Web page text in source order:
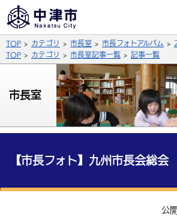
背景色
青
文字の大きさ
拡大 標準
公式SNS
X (Twitter)
サイト内検索
総合メニュー
保険・年
TOP カテゴリ 市長室 市長フォトアルバム
TOP
カテゴリ 市長室記事一覧 記事一覧
市長室
【市長フォト】九州市長会総会
公